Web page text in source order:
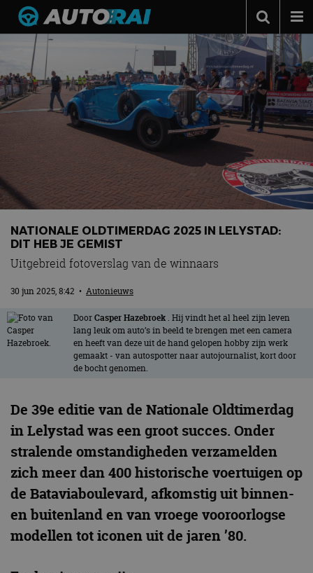
Autonieuws
Podcast
Autotests
Automerken
Contact
MotorRAI.nl
NATIONALE OLDTIMERDAG 2025 IN LELYSTAD:
DIT HEB JE GEMIST
Uitgebreid fotoverslag van de winnaars
30 jun 2025, 8:42 • Autonieuws
DoorCasper Hazebroek . Hij vindt het al heel zijn leven
lang leuk om auto’s in beeld te brengen met een camera
en heeft van deze uit de hand gelopen hobby zijn werk
gemaakt - van autospotter naar autojournalist, kort door
de bocht genomen.
De 39e editie van de Nationale Oldtimerdag
in Lelystad was een groot succes. Onder
stralende omstandigheden verzamelden
zich meer dan 400 historische voertuigen op
de Bataviaboulevard, afkomstig uit binnen-
en buitenland en van vroege vooroorlogse
modellen tot iconen uit de jaren ’80.